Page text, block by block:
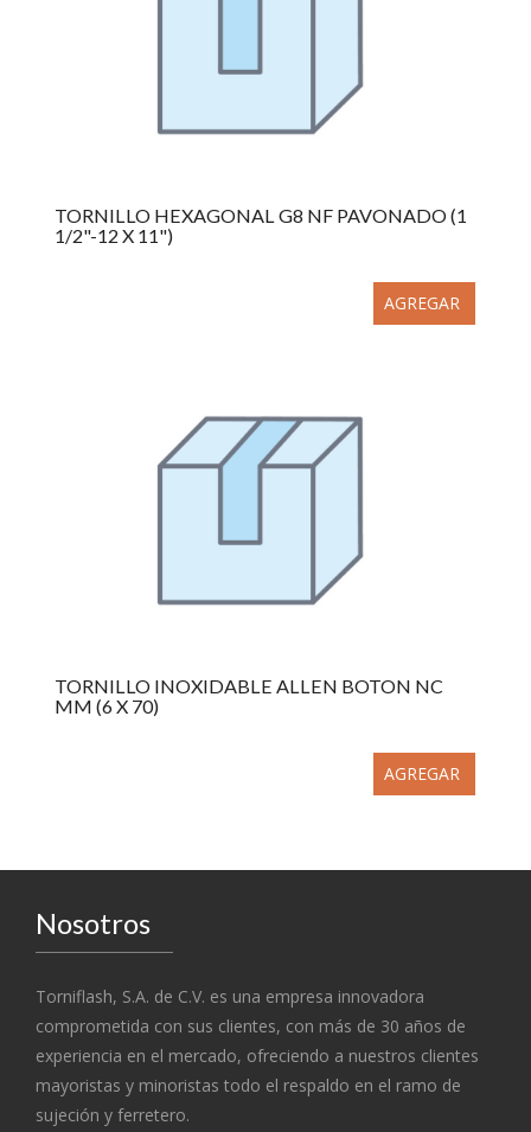
TORNILLO HEXAGONAL G8 NF PAVONADO (1
1/2"-12 X 11")
AGREGAR
TORNILLO INOXIDABLE ALLEN BOTON NC
MM (6 X 70)
AGREGAR
Nosotros
Torniflash, S.A. de C.V. es una empresa innovadora
comprometida con sus clientes, con más de 30 años de
experiencia en el mercado, ofreciendo a nuestros clientes
mayoristas y minoristas todo el respaldo en el ramo de
sujeción y ferretero.